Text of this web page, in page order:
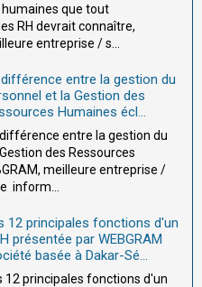
que tout
RH devrait connaître,
entreprise / s...
entre la gestion du
et la Gestion des
Humaines écl...
entre la gestion du
des Ressources
meilleure entreprise /
inform...
12 principales fonctions d'un
présentée par WEBGRAM
basée à Dakar-Sé...
12 principales fonctions d'un